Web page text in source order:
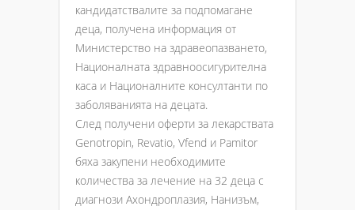
кандидатствалите за подпомагане
деца, получена информация от
Министерство на здравеопазването,
Националната здравноосигурителна
каса и Националните консултанти по
заболяванията на децата.
След получени оферти за лекарствата
Genotropin, Revatio, Vfend и Pamitor
бяха закупени необходимите
количества за лечение на 32 деца с
диагнози Ахондроплазия, Нанизъм,